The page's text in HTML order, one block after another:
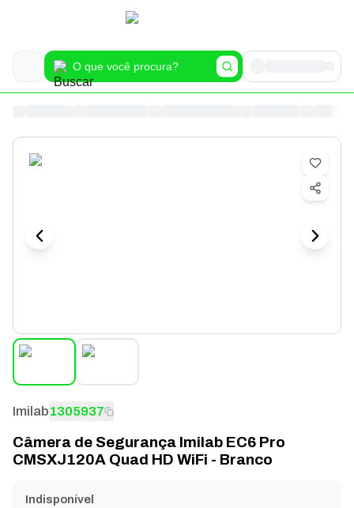
Imilab1305937
Câmera de Segurança Imilab EC6 Pro
CMSXJ120A Quad HD WiFi - Branco
Indisponível